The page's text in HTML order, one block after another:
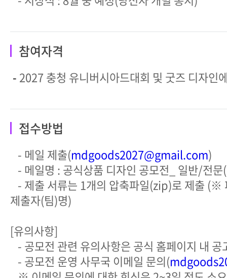
참여자격
- 2027 충청 유니버시아드대회 및 굿즈 디자인
접수방법
- 메일 제출(mdgoods2027@gmail.com)
- 메일명 : 공식상품 디자인 공모전_ 일반/전
- 제출 서류는 1개의 압축파일(zip)로 제출 (※
제출자(팀)명)
[유의사항]
- 공모전 관련 유의사항은 공식 홈페이지 내
- 공모전 운영 사무국 이메일 문의(